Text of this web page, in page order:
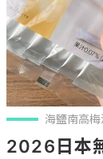
海鹽南高
2026日本